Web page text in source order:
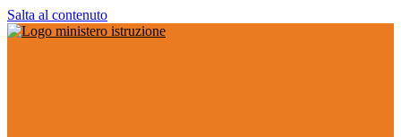
Salta al contenuto